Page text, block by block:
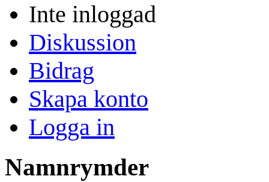
Inte inloggad
Diskussion
Bidrag
Skapa konto
Logga in
Namnrymder